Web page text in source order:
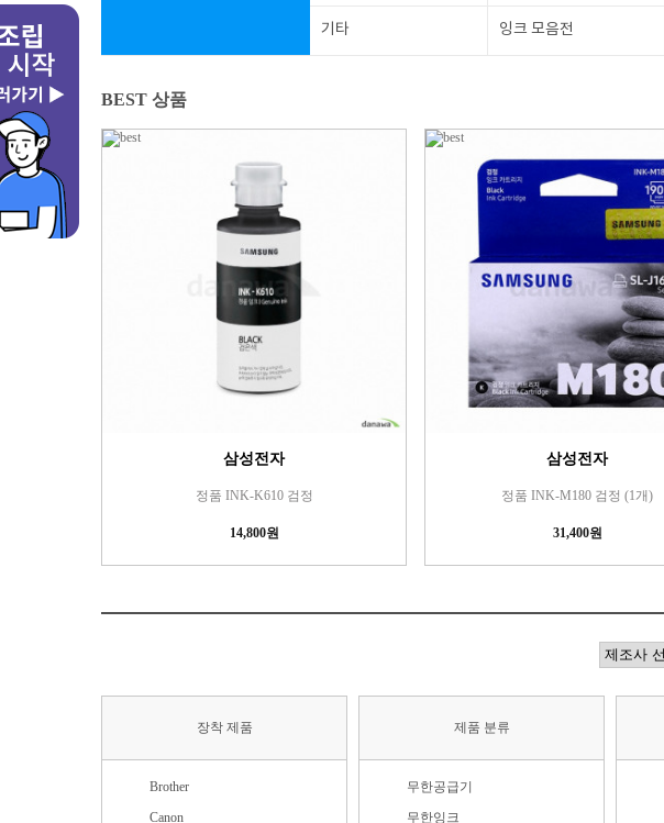
기타 잉크 모음전
BEST 상품
삼성전자
정품 INK-K610 검정
14,800원
삼성전자
정품 INK-M180 검정 (1개)
31,400원
장착 제품
Brother
Canon
제품 분류
무한공급기
무한잉크